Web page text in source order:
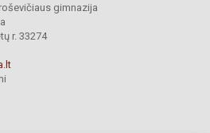
gimnazija
r. 33274